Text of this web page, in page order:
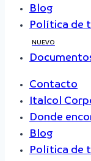
Blog
Política de
NUEVO
Contacto
Italcol
Donde
Blog
Política de